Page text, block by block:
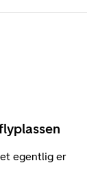
egentlig er